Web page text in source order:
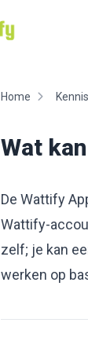
Home
Wat
De Wattify
Wattify-
zelf; je kan
werken op